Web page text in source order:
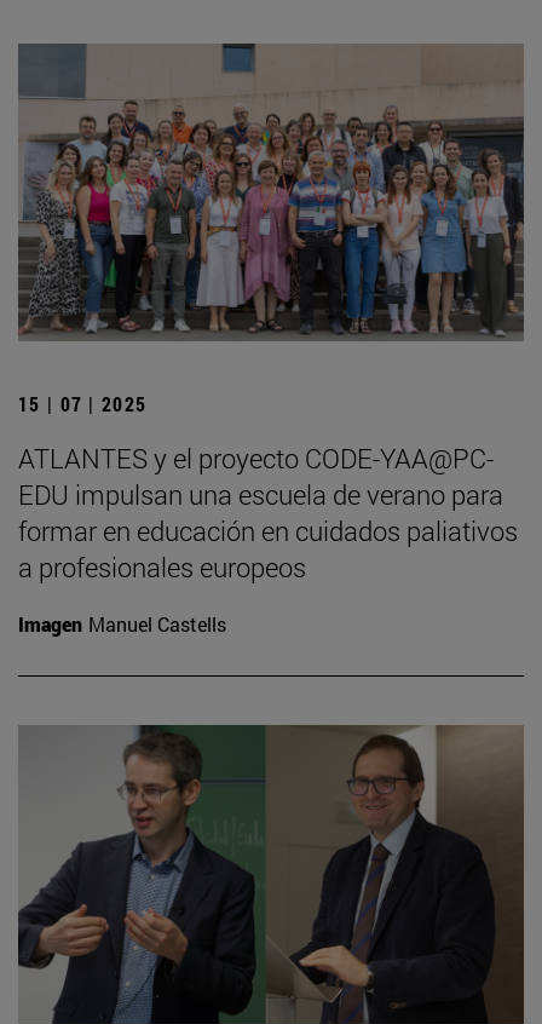
15 | 07 | 2025
ATLANTES y el proyecto CODE-YAA@PC-
EDU impulsan una escuela de verano para
formar en educación en cuidados paliativos
a profesionales europeos
Imagen Manuel Castells